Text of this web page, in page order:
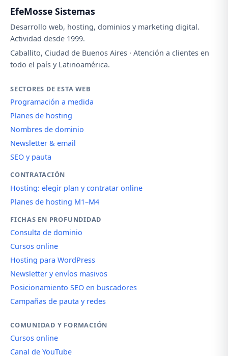
EfeMosse Sistemas
Desarrollo web, hosting, dominios y marketing digital.
Actividad desde 1999.
Caballito, Ciudad de Buenos Aires · Atención a clientes en
todo el país y Latinoamérica.
SECTORES DE ESTA WEB
Programación a medida
Planes de hosting
Nombres de dominio
Newsletter & email
SEO y pauta
CONTRATACIÓN
Hosting: elegir plan y contratar online
Planes de hosting M1–M4
FICHAS EN PROFUNDIDAD
Consulta de dominio
Cursos online
Hosting para WordPress
Newsletter y envíos masivos
Posicionamiento SEO en buscadores
Campañas de pauta y redes
COMUNIDAD Y FORMACIÓN
Cursos online
Canal de YouTube